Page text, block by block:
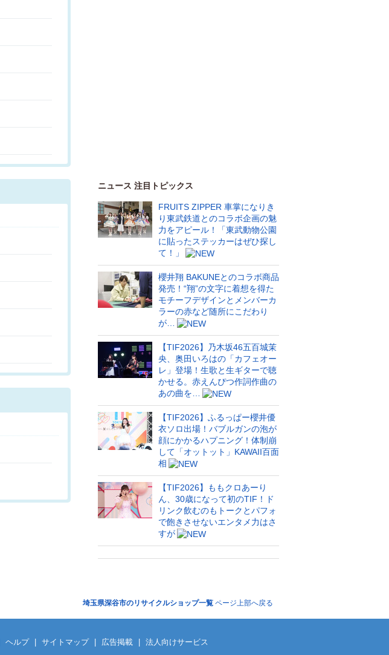
ニュース 注目トピックス
FRUITS ZIPPER 車掌になりき
り東武鉄道とのコラボ企画の魅
力をアピール！「東武動物公園
に貼ったステッカーはぜひ探し
て！」
櫻井翔 BAKUNEとのコラボ商品
発売！“翔”の文字に着想を得た
モチーフデザインとメンバーカ
ラーの赤など随所にこだわり
が…
【TIF2026】乃木坂46五百城茉
央、奥田いろはの「カフェオー
レ」登場！生歌と生ギターで聴
かせる。赤えんぴつ作詞作曲の
あの曲を…
【TIF2026】ふるっぱー櫻井優
衣ソロ出場！バブルガンの泡が
顔にかかるハプニング！体制崩
して「オットット」KAWAII百面
相
【TIF2026】ももクロあーり
ん、30歳になって初のTIF！ド
リンク飲むのもトークとパフォ
で飽きさせないエンタメ力はさ
すが
埼玉県深谷市のリサイクルショップ一覧 ページ上部へ戻る
ヘルプ サイトマップ 広告掲載 法人向けサービス